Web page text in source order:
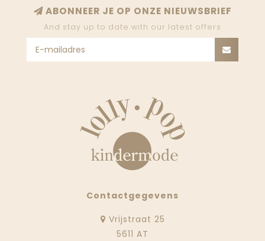
ABONNEER JE OP ONZE NIEUWSBRIEF
And stay up to date with our latest offers
Contactgegevens
Vrijstraat 25
5611 AT